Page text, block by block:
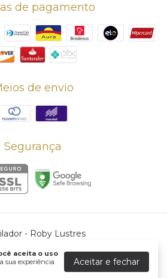
aceita o uso
sua experiência
Aceitar e fechar
de pagamento
de envio
Segurança
- Roby Lustres
Todos os direitos reservados.